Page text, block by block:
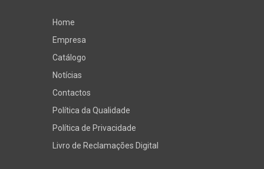
Home
Empresa
Catálogo
Notícias
Contactos
Política da Qualidade
Política de Privacidade
Livro de Reclamações Digital